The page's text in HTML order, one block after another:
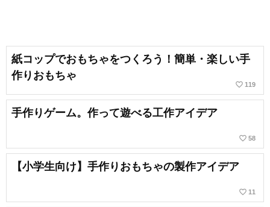
紙コップでおもちゃをつくろう！簡単・楽しい手
作りおもちゃ
favorite_border 119
手作りゲーム。作って遊べる工作アイデア
favorite_border 58
【小学生向け】手作りおもちゃの製作アイデア
favorite_border 11